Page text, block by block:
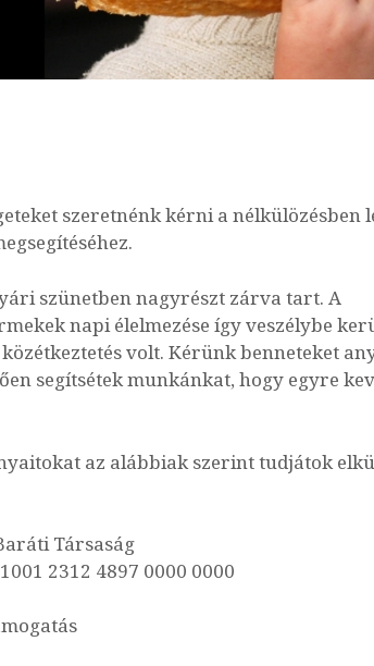
szeretnénk kérni a nélkülözésben
szünetben nagyrészt zárva tart. A
napi élelmezése így veszélybe
volt. Kérünk benneteket
segítsétek munkánkat, hogy egyre
az alábbiak szerint tudjátok
Társaság
2312 4897 0000 0000